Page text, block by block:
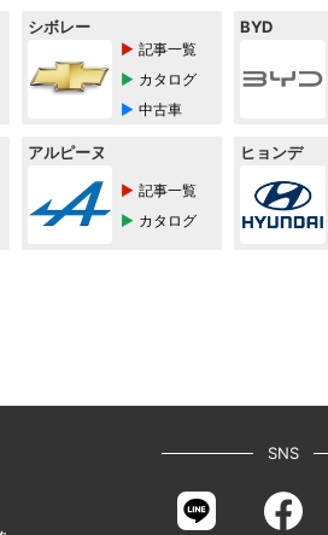
シボレー
記事一覧
カタログ
中古車
BYD
アルピーヌ
記事一覧
カタログ
ヒョンデ
SNS